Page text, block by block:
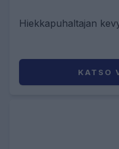
Hiekkapuhaltajan
KATSO